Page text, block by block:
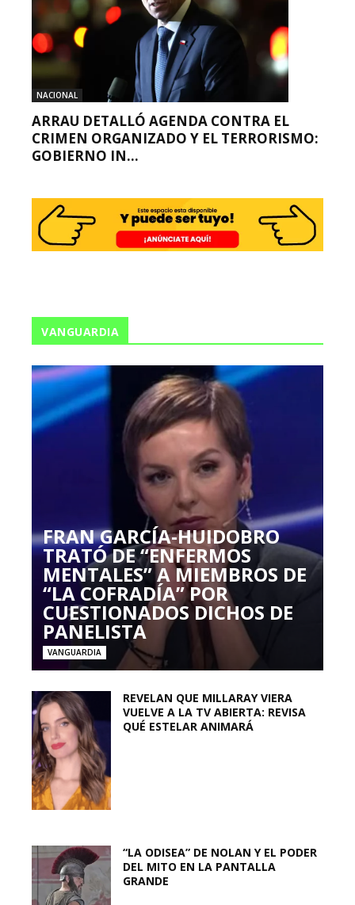
NACIONAL
ARRAU DETALLÓ AGENDA CONTRA EL
CRIMEN ORGANIZADO Y EL TERRORISMO:
GOBIERNO IN...
VANGUARDIA
FRAN GARCÍA-HUIDOBRO
TRATÓ DE “ENFERMOS
MENTALES” A MIEMBROS DE
“LA COFRADÍA” POR
CUESTIONADOS DICHOS DE
PANELISTA
VANGUARDIA
REVELAN QUE MILLARAY VIERA
VUELVE A LA TV ABIERTA: REVISA
QUÉ ESTELAR ANIMARÁ
“LA ODISEA” DE NOLAN Y EL PODER
DEL MITO EN LA PANTALLA
GRANDE